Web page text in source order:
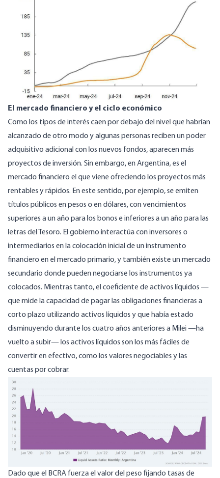
El mercado financiero y el ciclo económico
Como los tipos de interés caen por debajo del nivel que habrían
alcanzado de otro modo y algunas personas reciben un poder
adquisitivo adicional con los nuevos fondos, aparecen más
proyectos de inversión. Sin embargo, en Argentina, es el
mercado financiero el que viene ofreciendo los proyectos más
rentables y rápidos. En este sentido, por ejemplo, se emiten
títulos públicos en pesos o en dólares, con vencimientos
superiores a un año para los bonos e inferiores a un año para las
letras del Tesoro. El gobierno interactúa con inversores o
intermediarios en la colocación inicial de un instrumento
financiero en el mercado primario, y también existe un mercado
secundario donde pueden negociarse los instrumentos ya
colocados. Mientras tanto, el coeficiente de activos líquidos —
que mide la capacidad de pagar las obligaciones financieras a
corto plazo utilizando activos líquidos y que había estado
disminuyendo durante los cuatro años anteriores a Milei —ha
vuelto asubir— los activos líquidos son los más fáciles de
convertir en efectivo, como los valores negociables y las
cuentas por cobrar.
Dado que el BCRA fuerza el valor del peso fijando tasas de